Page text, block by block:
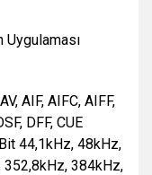
Uygulaması
AIF, AIFC, AIFF,
DFF, CUE
44,1kHz, 48kHz,
384kHz,